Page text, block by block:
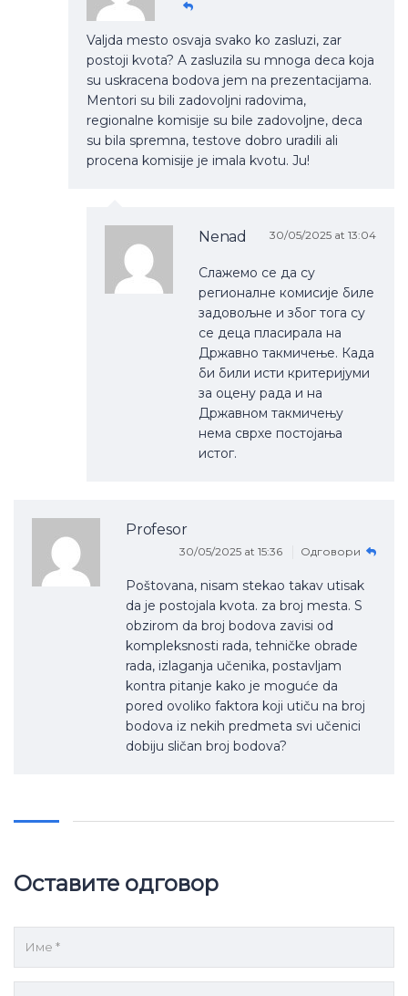
Valjda mesto osvaja svako ko zasluzi, zar
postoji kvota? A zasluzila su mnoga deca koja
su uskracena bodova jem na prezentacijama.
Mentori su bili zadovoljni radovima,
regionalne komisije su bile zadovoljne, deca
su bila spremna, testove dobro uradili ali
procena komisije je imala kvotu. Ju!
Nenad 30/05/2025 at 13:04
Слажемо се да су
регионалне комисије биле
задовољне и због тога су
се деца пласирала на
Државно такмичење. Када
би били исти критеријуми
за оцену рада и на
Државном такмичењу
нема сврхе постојања
истог.
Profesor
30/05/2025 at 15:36 Одговори
Poštovana, nisam stekao takav utisak
da je postojala kvota. za broj mesta. S
obzirom da broj bodova zavisi od
kompleksnosti rada, tehničke obrade
rada, izlaganja učenika, postavljam
kontra pitanje kako je moguće da
pored ovoliko faktora koji utiču na broj
bodova iz nekih predmeta svi učenici
dobiju sličan broj bodova?
Оставите одговор